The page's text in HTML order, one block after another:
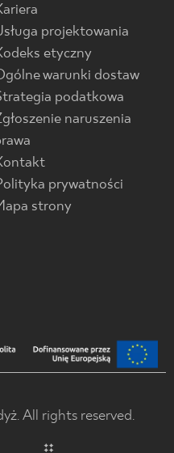
projektowania
etyczny
warunki dostaw
podatkowa
naruszenia
prywatności
strony
All rights reserved.